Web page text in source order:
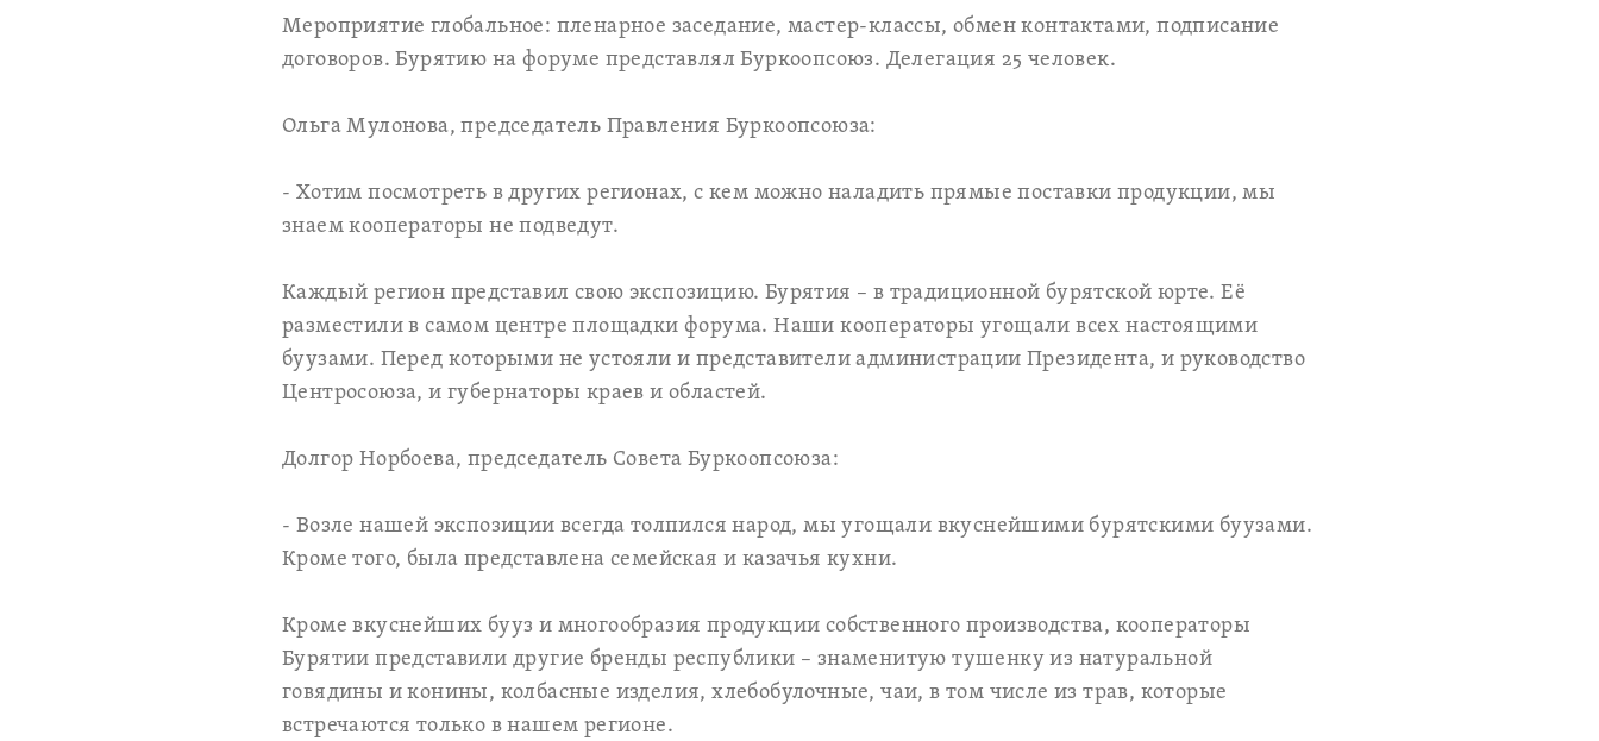
Мероприятие глобальное: пленарное заседание, мастер-классы, обмен контактами, подписание
договоров. Бурятию на форуме представлял Буркоопсоюз. Делегация 25 человек.
Ольга Мулонова, председатель Правления Буркоопсоюза:
- Хотим посмотреть в других регионах, с кем можно наладить прямые поставки продукции, мы
знаем кооператоры не подведут.
Каждый регион представил свою экспозицию. Бурятия – в традиционной бурятской юрте. Её
разместили в самом центре площадки форума. Наши кооператоры угощали всех настоящими
буузами. Перед которыми не устояли и представители администрации Президента, и руководство
Центросоюза, и губернаторы краев и областей.
Долгор Норбоева, председатель Совета Буркоопсоюза:
- Возле нашей экспозиции всегда толпился народ, мы угощали вкуснейшими бурятскими буузами.
Кроме того, была представлена семейская и казачья кухни.
Кроме вкуснейших бууз и многообразия продукции собственного производства, кооператоры
Бурятии представили другие бренды республики – знаменитую тушенку из натуральной
говядины и конины, колбасные изделия, хлебобулочные, чаи, в том числе из трав, которые
встречаются только в нашем регионе.